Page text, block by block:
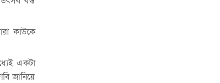
কাউকে
একটা
জানিয়ে